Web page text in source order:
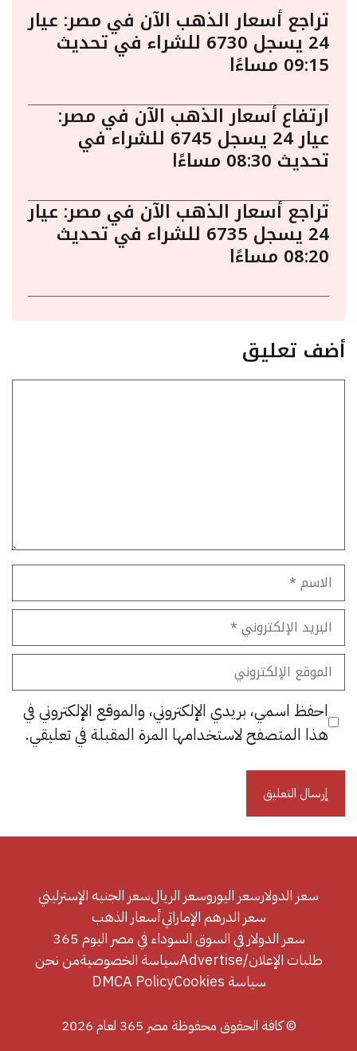
تراجع أسعار الذهب الآن في مصر: عيار
24 يسجل 6730 للشراء في تحديث
09:15 مساءًا
ارتفاع أسعار الذهب الآن في مصر:
عيار 24 يسجل 6745 للشراء في
تحديث 08:30 مساءًا
تراجع أسعار الذهب الآن في مصر: عيار
24 يسجل 6735 للشراء في تحديث
08:20 مساءًا
أضف تعليق
الاسم
البريد
الإلكتروني
الموقع
الإلكتروني
احفظ اسمي، بريدي الإلكتروني، والموقع الإلكتروني في
هذا المتصفح لاستخدامها المرة المقبلة في تعليقي.
سعر الدولارسعر اليوروسعر الريالسعر الجنيه الإسترليني
سعر الدرهم الإماراتيأسعار الذهب
سعر الدولار في السوق السوداء في مصر اليوم 365
طلبات الإعلان/Advertise
سياسة الخصوصيةمن نحن
سياسة Cookies
DMCA Policy
© كافة الحقوق محفوظة مصر 365 لعام 2026